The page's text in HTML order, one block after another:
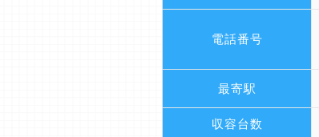
電話番号
最寄駅
収容台数